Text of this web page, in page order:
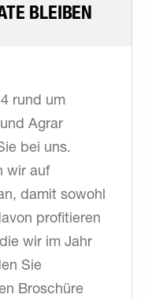
BLEIBEN
rund um
Agrar
bei uns.
wir auf
damit sowohl
profitieren
wir im Jahr
Sie
Broschüre